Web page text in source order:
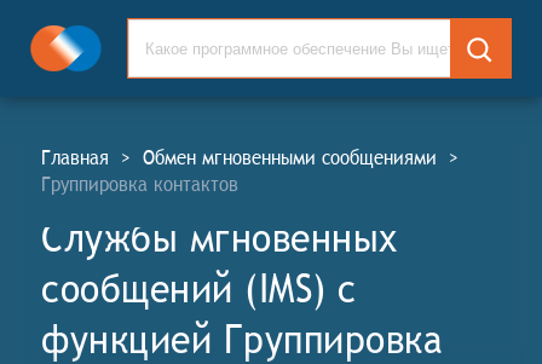
Главная > Обмен мгновенными сообщениями >
Группировка контактов
Службы мгновенных
сообщений (IMS) c
функцией Группировка